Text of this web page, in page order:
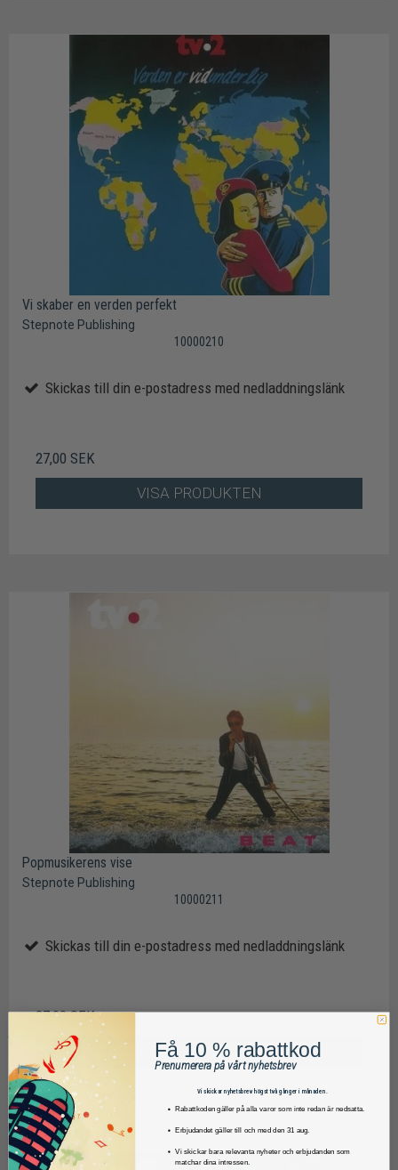
Vi skaber en verden perfekt
Stepnote Publishing
10000210
Skickas till din e-postadress med nedladdningslänk
27,00 SEK
VISA PRODUKTEN
Popmusikerens vise
Stepnote Publishing
10000211
Skickas till din e-postadress med nedladdningslänk
27,00 SEK
VISA PRODUKTEN
Få 10 % rabattkod
Prenumerera på vårt nyhetsbrev
Vi skickar nyhetsbrev högst två gånger i månaden.
Rabattkoden gäller på alla varor som inte redan är nedsatta.
Erbjudandet gäller till och med den 31 aug.
Vi skickar bara relevanta nyheter och erbjudanden som
matchar dina intressen.